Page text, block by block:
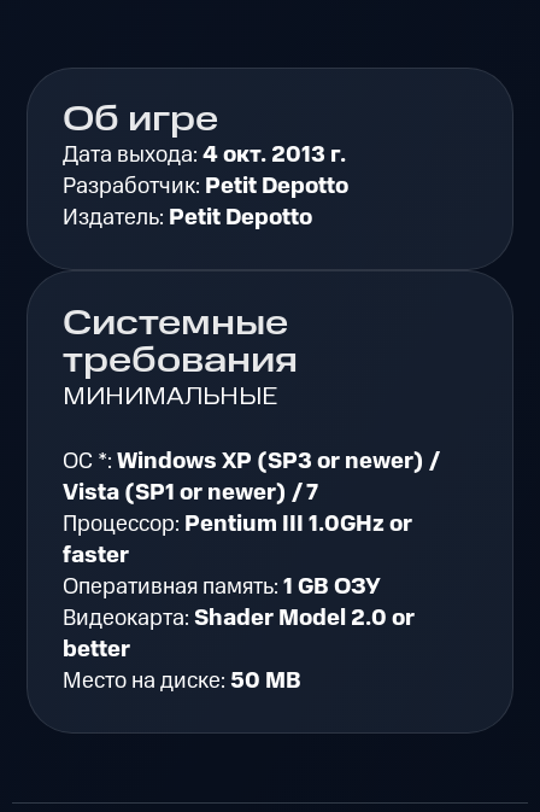
Об игре
Дата выхода:4 окт. 2013 г.
Разработчик: Petit Depotto
Издатель: Petit Depotto
Системные
требования
МИНИМАЛЬНЫЕ
ОС *:Windows XP (SP3 or newer) /
Vista (SP1 or newer) / 7
Процессор: Pentium III 1.0GHz or
faster
Оперативная память:1 GB ОЗУ
Видеокарта:Shader Model 2.0 or
better
Место на диске:50 MB